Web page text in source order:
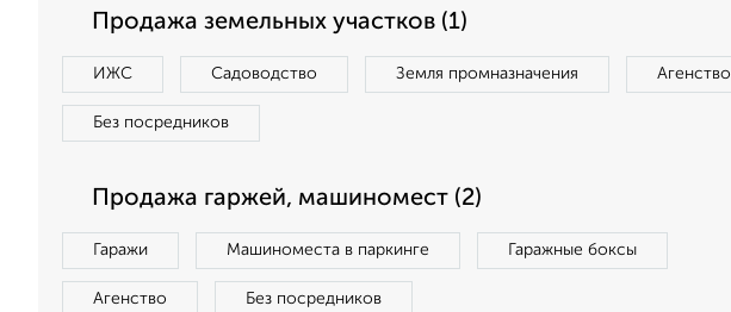
Продажа земельных участков (1)
ИЖС Садоводство Земля промназначения Агенство
Без посредников
Продажа гаржей, машиномест (2)
Гаражи Машиноместа в паркинге Гаражные боксы
Агенство Без посредников